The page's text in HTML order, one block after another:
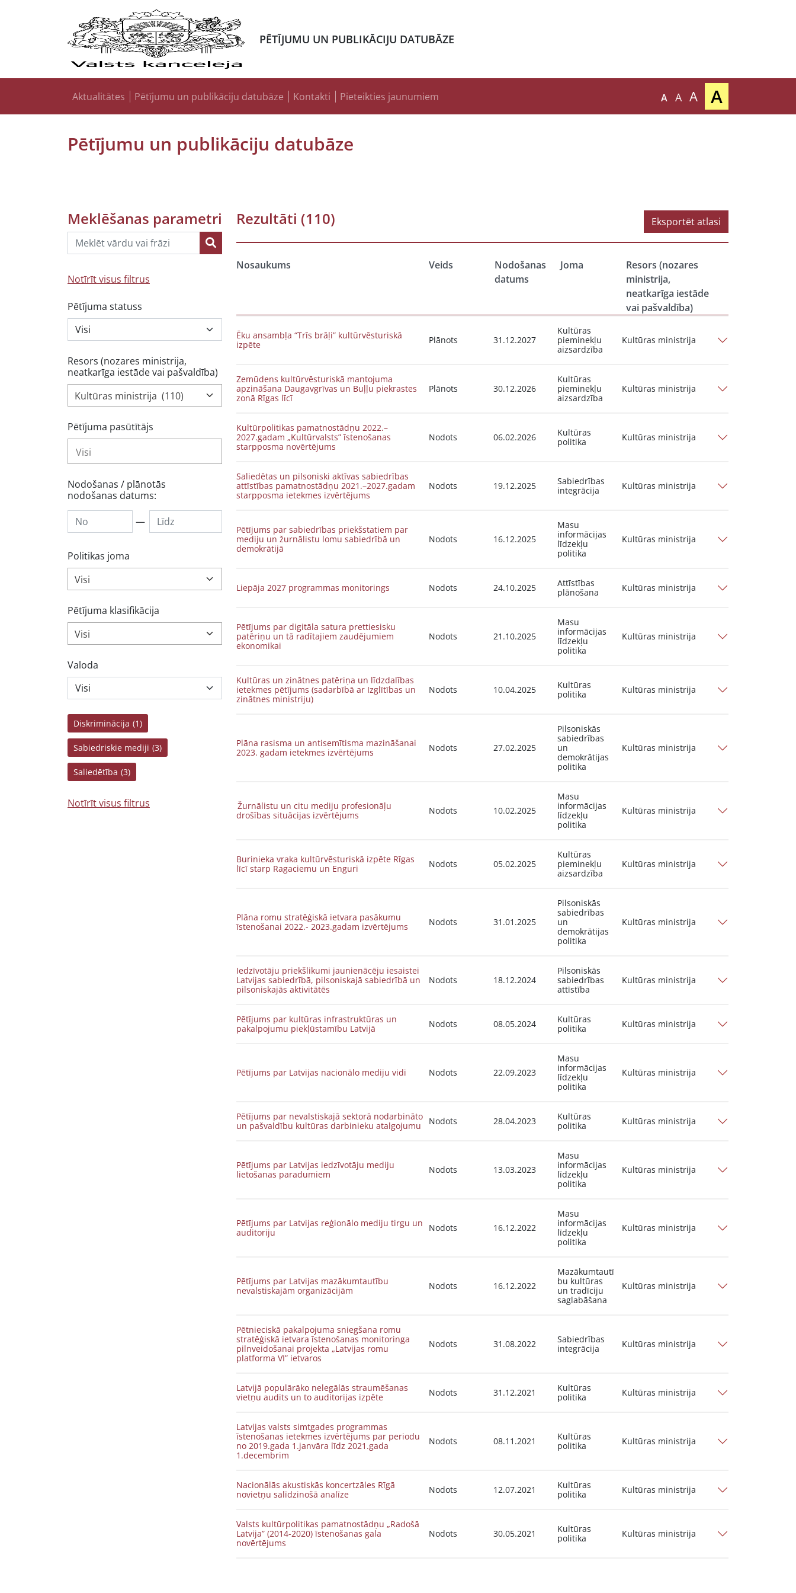
PĒTĪJUMU UN PUBLIKĀCIJU DATUBĀZE
Aktualitātes Pētījumu un publikāciju datubāze Kontakti Pieteikties jaunumiem A A A
A
Pētījumu un publikāciju datubāze
Meklēšanas parametri
Notīrīt visus filtrus
Pētījuma statuss
Resors (nozares ministrija,
neatkarīga iestāde vai pašvaldība)
Kultūras ministrija (110)
Pētījuma pasūtītājs
Nodošanas / plānotās
nodošanas datums:
—
Politikas joma
Visi
Pētījuma klasifikācija
Visi
Valoda
Diskriminācija (1)
Sabiedriskie mediji (3)
Saliedētība (3)
Notīrīt visus filtrus
Rezultāti (110) Eksportēt atlasi
Nosaukums Veids
Nodošanas
datums
Joma
Resors (nozares
ministrija,
neatkarīga iestāde
vai pašvaldība)
Ēku ansambļa “Trīs brāļi” kultūrvēsturiskā
izpēte
Plānots 31.12.2027
Kultūras
pieminekļu
aizsardzība
Kultūras ministrija
Zemūdens kultūrvēsturiskā mantojuma
apzināšana Daugavgrīvas un Buļļu piekrastes
zonā Rīgas līcī
Plānots 30.12.2026
Kultūras
pieminekļu
aizsardzība
Kultūras ministrija
Kultūrpolitikas pamatnostādņu 2022.–
2027.gadam „Kultūrvalsts” īstenošanas
starpposma novērtējums
Nodots 06.02.2026
Kultūras
politika
Kultūras ministrija
Saliedētas un pilsoniski aktīvas sabiedrības
attīstības pamatnostādņu 2021.–2027.gadam
starpposma ietekmes izvērtējums
Nodots 19.12.2025
Sabiedrības
integrācija
Kultūras ministrija
Pētījums par sabiedrības priekšstatiem par
mediju un žurnālistu lomu sabiedrībā un
demokrātijā
Nodots 16.12.2025
Masu
informācijas
līdzekļu
politika
Kultūras ministrija
Liepāja 2027 programmas monitorings Nodots 24.10.2025
Attīstības
plānošana
Kultūras ministrija
Pētījums par digitāla satura prettiesisku
patēriņu un tā radītajiem zaudējumiem
ekonomikai
Nodots 21.10.2025
Masu
informācijas
līdzekļu
politika
Kultūras ministrija
Kultūras un zinātnes patēriņa un līdzdalības
ietekmes pētījums (sadarbībā ar Izglītības un
zinātnes ministriju)
Nodots 10.04.2025
Kultūras
politika
Kultūras ministrija
Plāna rasisma un antisemītisma mazināšanai
2023. gadam ietekmes izvērtējums
Nodots 27.02.2025
Pilsoniskās
sabiedrības
un
demokrātijas
politika
Kultūras ministrija
Žurnālistu un citu mediju profesionāļu
drošības situācijas izvērtējums
Nodots 10.02.2025
Masu
informācijas
līdzekļu
politika
Kultūras ministrija
Burinieka vraka kultūrvēsturiskā izpēte Rīgas
līcī starp Ragaciemu un Enguri
Nodots 05.02.2025
Kultūras
pieminekļu
aizsardzība
Kultūras ministrija
Plāna romu stratēģiskā ietvara pasākumu
īstenošanai 2022.- 2023.gadam izvērtējums
Nodots 31.01.2025
Pilsoniskās
sabiedrības
un
demokrātijas
politika
Kultūras ministrija
Iedzīvotāju priekšlikumi jaunienācēju iesaistei
Latvijas sabiedrībā, pilsoniskajā sabiedrībā un
pilsoniskajās aktivitātēs
Nodots 18.12.2024
Pilsoniskās
sabiedrības
attīstība
Kultūras ministrija
Pētījums par kultūras infrastruktūras un
pakalpojumu piekļūstamību Latvijā
Nodots 08.05.2024
Kultūras
politika
Kultūras ministrija
Pētījums par Latvijas nacionālo mediju vidi Nodots 22.09.2023
Masu
informācijas
līdzekļu
politika
Kultūras ministrija
Pētījums par nevalstiskajā sektorā nodarbināto
un pašvaldību kultūras darbinieku atalgojumu
Nodots 28.04.2023
Kultūras
politika
Kultūras ministrija
Pētījums par Latvijas iedzīvotāju mediju
lietošanas paradumiem
Nodots 13.03.2023
Masu
informācijas
līdzekļu
politika
Kultūras ministrija
Pētījums par Latvijas reģionālo mediju tirgu un
auditoriju
Nodots 16.12.2022
Masu
informācijas
līdzekļu
politika
Kultūras ministrija
Pētījums par Latvijas mazākumtautību
nevalstiskajām organizācijām
Nodots 16.12.2022
Mazākumtautī
bu kultūras
un tradīciju
saglabāšana
Kultūras ministrija
Pētnieciskā pakalpojuma sniegšana romu
stratēģiskā ietvara īstenošanas monitoringa
pilnveidošanai projekta „Latvijas romu
platforma VI” ietvaros
Nodots 31.08.2022
Sabiedrības
integrācija
Kultūras ministrija
Latvijā populārāko nelegālās straumēšanas
vietņu audits un to auditorijas izpēte
Nodots 31.12.2021
Kultūras
politika
Kultūras ministrija
Latvijas valsts simtgades programmas
īstenošanas ietekmes izvērtējums par periodu
no 2019.gada 1.janvāra līdz 2021.gada
1.decembrim
Nodots 08.11.2021
Kultūras
politika
Kultūras ministrija
Nacionālās akustiskās koncertzāles Rīgā
novietņu salīdzinošā analīze
Nodots 12.07.2021
Kultūras
politika
Kultūras ministrija
Valsts kultūrpolitikas pamatnostādņu „Radošā
Latvija” (2014-2020) īstenošanas gala
novērtējums
Nodots 30.05.2021
Kultūras
politika
Kultūras ministrija